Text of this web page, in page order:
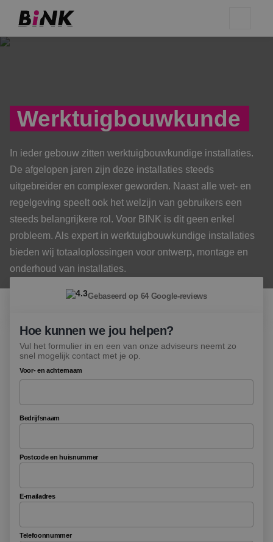
Werktuig­bouwkunde
In ieder gebouw zitten werktuigbouwkundige installaties.
De afgelopen jaren zijn deze installaties steeds
uitgebreider en complexer geworden. Naast alle wet- en
regelgeving speelt ook het welzijn van gebruikers een
steeds belangrijkere rol. Voor BINK is dit geen enkel
probleem. Als expert in werktuigbouwkundige installaties
bieden wij totaaloplossingen voor ontwerp, montage en
onderhoud van installaties.
4.3Gebaseerd op 64 Google-reviews
Hoe kunnen we jou helpen?
Vul het formulier in en een van onze adviseurs neemt zo
snel mogelijk contact met je op.
Voor- en achternaam
Bedrijfsnaam
Postcode en huisnummer
E-mailadres
Telefoonnummer